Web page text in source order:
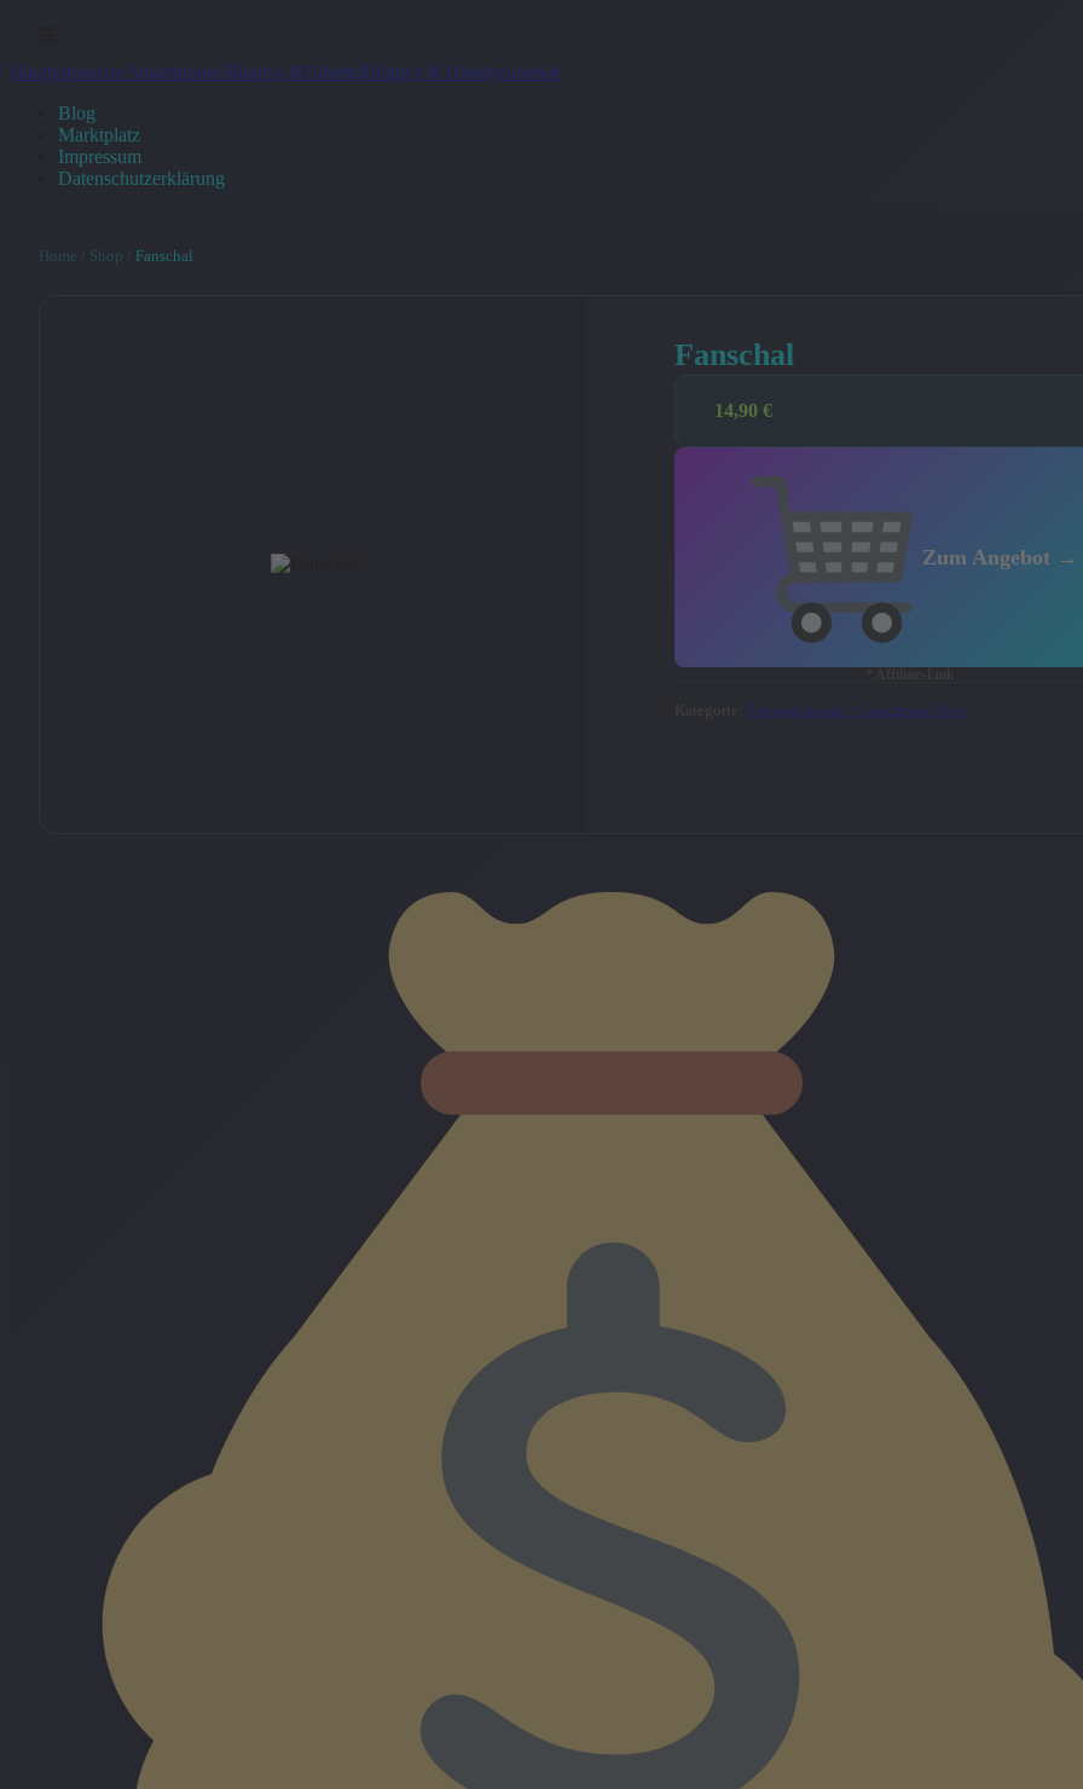
Handymaeusle Smartphone/Handys &TablettsHandys & Handyzubehör
Blog
Marktplatz
Impressum
Datenschutzerklärung
Home Shop Fanschal
Fanschal
14,90 €
Zum Angebot →
Kategorie: Fotogeschenke > Geschenke Foto